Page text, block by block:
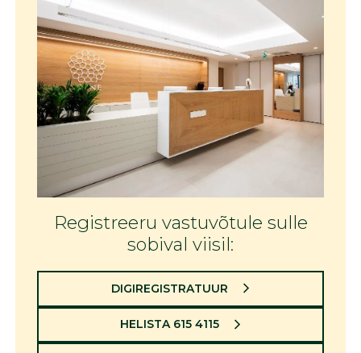
Registreeru vastuvõtule sulle
sobival viisil:
DIGIREGISTRATUUR
HELISTA 615 4115